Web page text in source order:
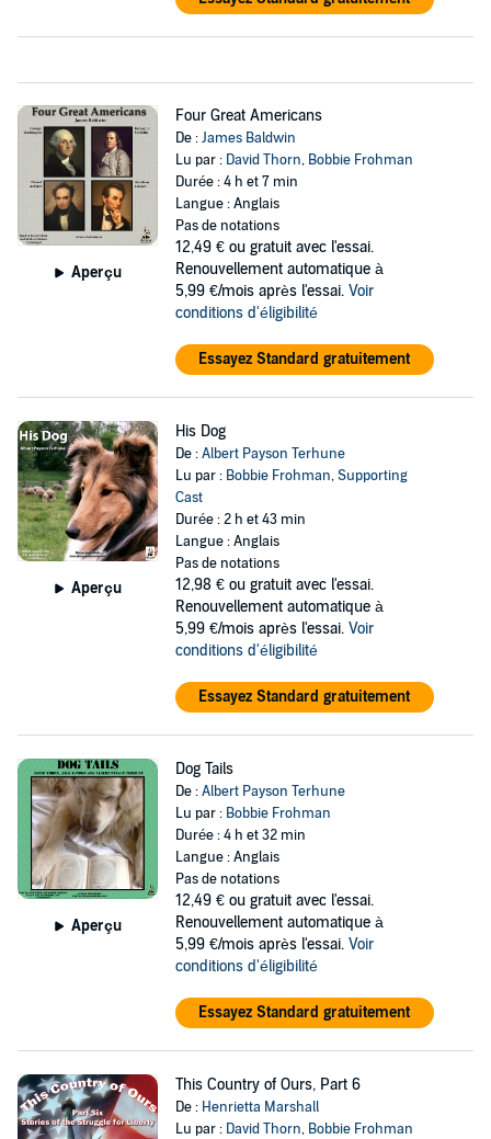
Aperçu
Four Great Americans
De :James Baldwin
Lu par : David Thorn, Bobbie Frohman
Durée : 4 h et 7 min
Langue : Anglais
Pas de notations
12,49 € ou gratuit avec l'essai.
Renouvellement automatique à
5,99 €/mois après l'essai. Voir
conditions d'éligibilité
Essayez Standard gratuitement
Aperçu
His Dog
De :Albert Payson Terhune
Lu par : Bobbie Frohman,Supporting
Cast
Durée : 2 h et 43 min
Langue : Anglais
Pas de notations
12,98 € ou gratuit avec l'essai.
Renouvellement automatique à
5,99 €/mois après l'essai. Voir
conditions d'éligibilité
Essayez Standard gratuitement
Aperçu
Dog Tails
De :Albert Payson Terhune
Lu par : Bobbie Frohman
Durée : 4 h et 32 min
Langue : Anglais
Pas de notations
12,49 € ou gratuit avec l'essai.
Renouvellement automatique à
5,99 €/mois après l'essai. Voir
conditions d'éligibilité
Essayez Standard gratuitement
This Country of Ours, Part 6
De : Henrietta Marshall
Lu par : David Thorn, Bobbie Frohman